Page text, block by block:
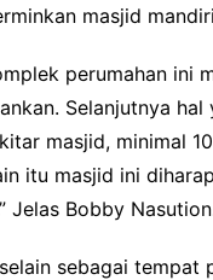
masjid
perumahan ini
Selanjutnya
masjid, minimal
itu masjid ini
Jelas Bobby
sebagai